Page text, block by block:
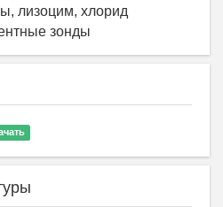
лизоцим, хлорид
зонды